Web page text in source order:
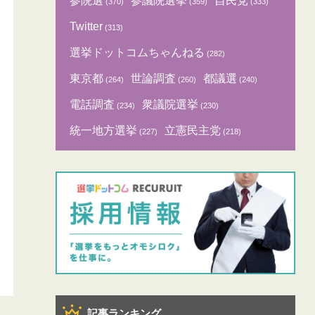
Twitter (313)
選挙ドットコムちゃんねる (282)
東京都 (264) 世論調査 (260) 都議選 (240)
電話調査 (234) 衆議院選挙 (230)
統一地方選挙 (227) 立憲民主党 (218)